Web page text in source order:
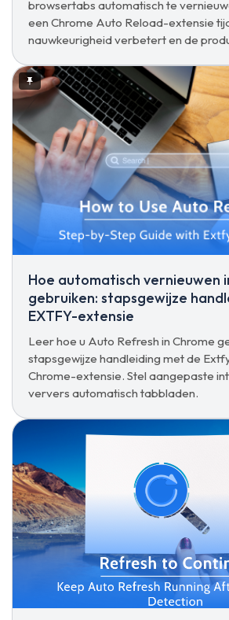
browsertabs automatisch te
een Chrome Auto Reload-extensie
nauwkeurigheid verbetert en de
Hoe automatisch vernieuwen
gebruiken: stapsgewijze
EXTFY-extensie
Leer hoe u Auto Refresh in Chrome
stapsgewijze handleiding met de
Chrome-extensie. Stel aangepaste
ververs automatisch tabbladen.